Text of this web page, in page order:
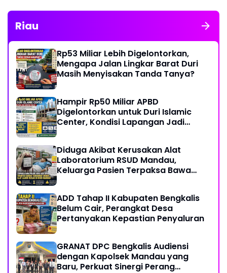
Riau
Rp53 Miliar Lebih Digelontorkan,
Mengapa Jalan Lingkar Barat Duri
Masih Menyisakan Tanda Tanya?
Hampir Rp50 Miliar APBD
Digelontorkan untuk Duri Islamic
Center, Kondisi Lapangan Jadi
Diduga Akibat Kerusakan Alat
Laboratorium RSUD Mandau,
Keluarga Pasien Terpaksa Bawa
Transfusi Darah
ADD Tahap II Kabupaten Bengkalis
Belum Cair, Perangkat Desa
Pertanyakan Kepastian Penyaluran
GRANAT DPC Bengkalis Audiensi
dengan Kapolsek Mandau yang
Baru, Perkuat Sinergi Perang